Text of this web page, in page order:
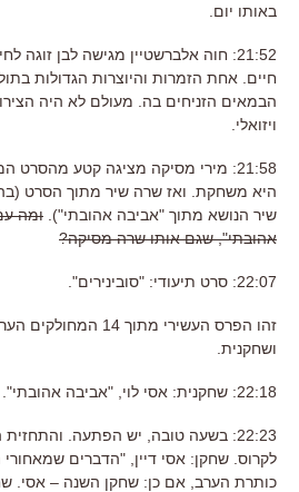
באותו יום.
21:52: חוה אלברשטיין מגישה לבן
חיים. אחת הזמרות והיוצרות הגדולות
הבמאים הזניחים בה. מעולם לא היה
ויזואלי.
21:58: מירי מסיקה מציגה קטע
היא משחקת. ואז שרה שיר מתוך הסרט
שיר הנושא מתוך "אביבה אהובתי"). ומה
אהובתי", שגם אותו שרה מסיקה?
22:07: סרט תיעודי: "סובינירים".
זהו הפרס העשירי
ושחקנית.
22:18: שחקנית: אסי לוי, "אביבה אהובתי".
22:23: בשעה טובה, יש הפתעה.
לקרוס. שחקן: אסי דיין, "הדברים
כותרת הערב, אם כן: שחקן השנה – אסי.